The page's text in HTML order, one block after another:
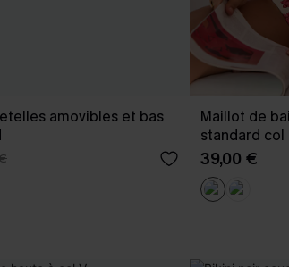
amovibles et bas
Maillot de
standard
39,00 €